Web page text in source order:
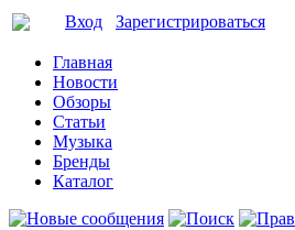
Вход Зарегистрироваться
Главная
Новости
Обзоры
Статьи
Музыка
Бренды
Каталог